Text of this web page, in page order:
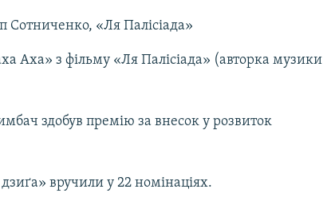
«Ля Палісіада»
Аха» з фільму «Ля Палісіада» (авторка музики
здобув премію за внесок у розвиток
вручили у 22 номінаціях.